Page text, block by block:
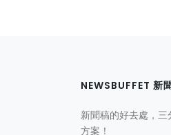
NEWSBUFFET 新
新聞稿的好去處，
方案！